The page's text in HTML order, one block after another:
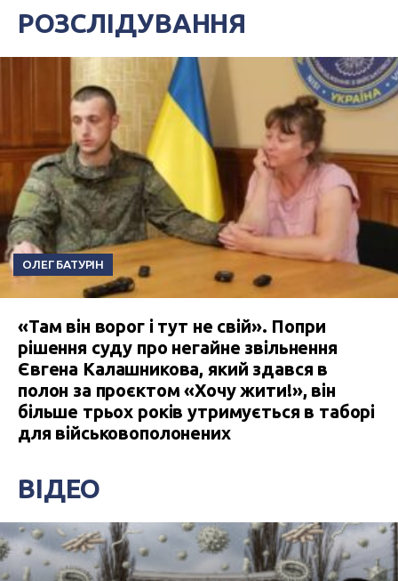
РОЗСЛІДУВАННЯ
ОЛЕГ БАТУРІН
«Там він ворог і тут не свій». Попри
рішення суду про негайне звільнення
Євгена Калашникова, який здався в
полон за проєктом «Хочу жити!», він
більше трьох років утримується в таборі
для військовополонених
ВІДЕО